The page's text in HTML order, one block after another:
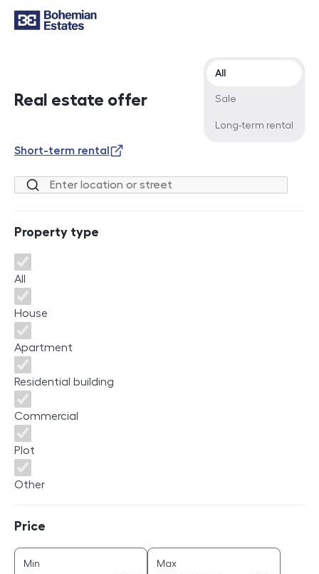
Real estate offer
Offer type
All
Sale
Long-term rental
Short-term rental
Location or street
Property type
Property type
All
House
Apartment
Residential building
Commercial
Plot
Other
Price
Min Maxprice (